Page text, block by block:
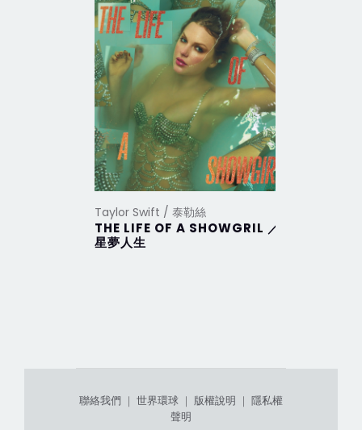
Taylor Swift / 泰勒絲
THE LIFE OF A SHOWGRIL ／
星夢人生
聯絡我們 ｜ 世界環球 ｜ 版權說明 ｜ 隱私權
聲明